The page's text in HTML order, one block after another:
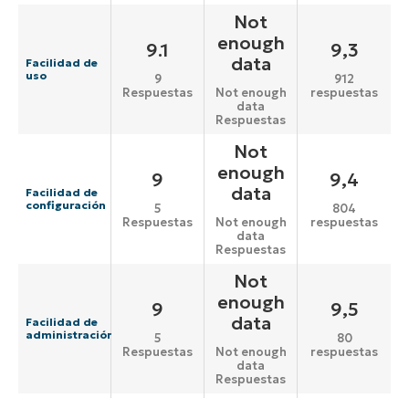
Facilidad de
uso
9.1
9
Respuestas
Not
enough
data
Not enough
data
Respuestas
9,3
912
respuestas
Facilidad de
configuración
9
5
Respuestas
Not
enough
data
Not enough
data
Respuestas
9,4
804
respuestas
Facilidad de
administración
9
5
Respuestas
Not
enough
data
Not enough
data
Respuestas
9,5
80
respuestas